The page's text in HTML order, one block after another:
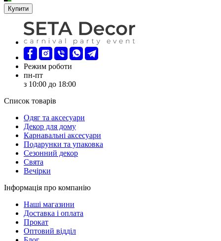
Купити
Режим роботи
пн-пт
з 10:00 до 18:00
Список товарів
Oдяг та аксесуари
Декор для дому
Карнавальні аксесуари
Подарунки та упаковка
Сезонний декор
Свята
Вечірки
Інформація про компанію
Наші магазини
Доставка і оплата
Прокат
Оптовий відділ